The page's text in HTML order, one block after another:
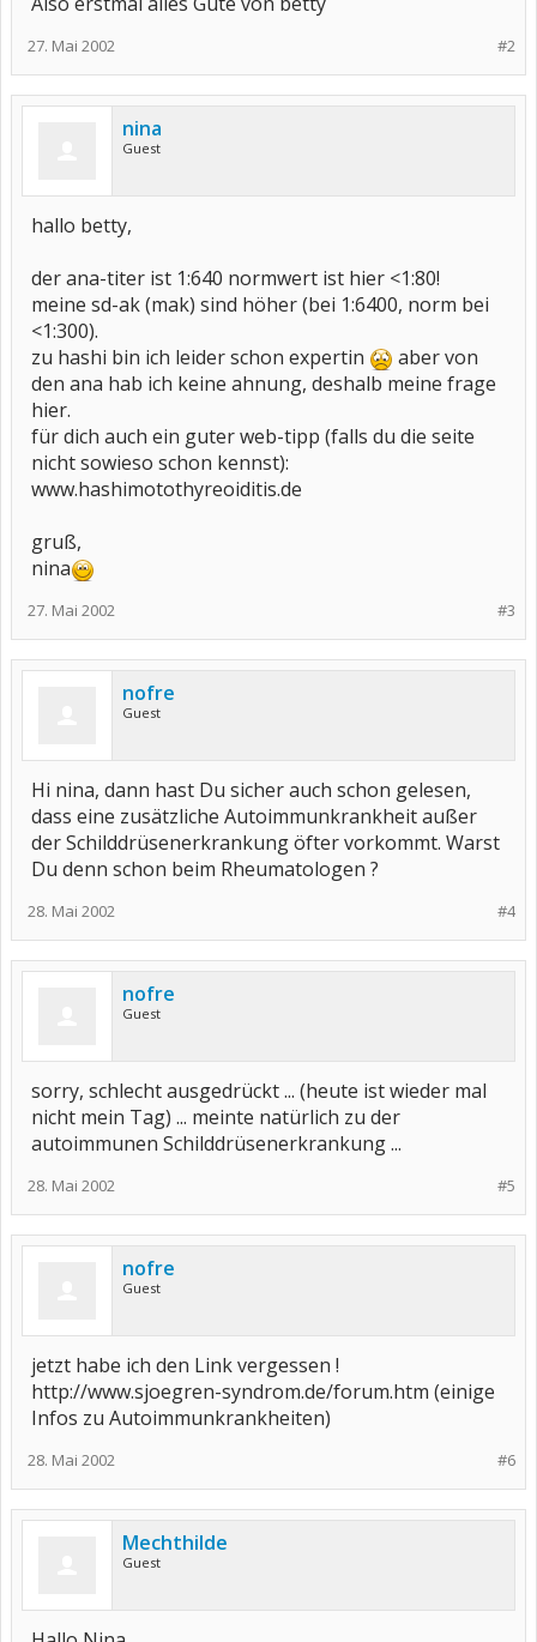
#2
27. Mai 2002
nina
Guest
hallo betty,
der ana-titer ist 1:640 normwert ist hier <1:80!
meine sd-ak (mak) sind höher (bei 1:6400, norm bei
<1:300).
zu hashi bin ich leider schon expertin
aber von
den ana hab ich keine ahnung, deshalb meine frage
hier.
für dich auch ein guter web-tipp (falls du die seite
nicht sowieso schon kennst):
www.hashimotothyreoiditis.de
gruß,
nina
#3
27. Mai 2002
nofre
Guest
Hi nina, dann hast Du sicher auch schon gelesen,
dass eine zusätzliche Autoimmunkrankheit außer
der Schilddrüsenerkrankung öfter vorkommt. Warst
Du denn schon beim Rheumatologen ?
#4
28. Mai 2002
nofre
Guest
sorry, schlecht ausgedrückt ... (heute ist wieder mal
nicht mein Tag) ... meinte natürlich zu der
autoimmunen Schilddrüsenerkrankung ...
#5
28. Mai 2002
nofre
Guest
jetzt habe ich den Link vergessen !
http://www.sjoegren-syndrom.de/forum.htm (einige
Infos zu Autoimmunkrankheiten)
#6
28. Mai 2002
Mechthilde
Guest